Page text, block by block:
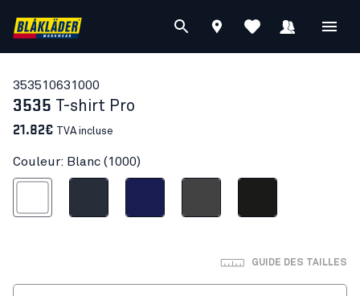
353510631000
3535 T-shirt Pro
21.82€ TVA incluse
Couleur: Blanc (1000)
GUIDE DES TAILLES